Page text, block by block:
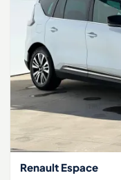
Renault Espace